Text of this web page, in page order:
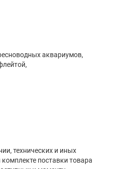
аквариумов,
технических и иных
поставки товара